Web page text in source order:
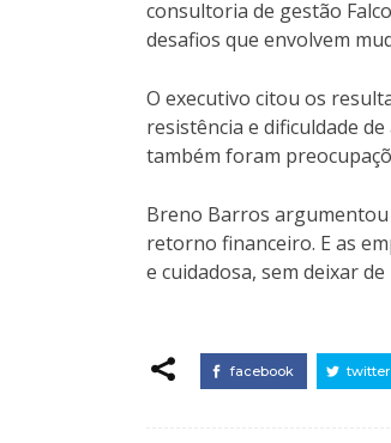
consultoria de gestão
desafios que envolvem
O executivo citou os
resistência e dificuldade
também foram
Breno Barros
retorno financeiro. E as
e cuidadosa, sem deixar
facebook twitter